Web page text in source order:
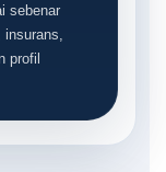
sebenar
profil